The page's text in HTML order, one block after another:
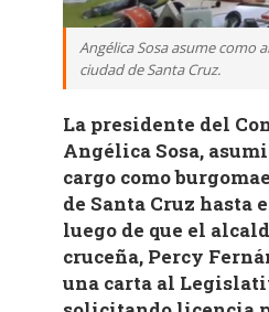
Angélica Sosa asume como
ciudad de Santa Cruz.
La presidente del
Angélica Sosa,
cargo como
de Santa Cruz hasta
luego de que el
cruceña, Percy
una carta al